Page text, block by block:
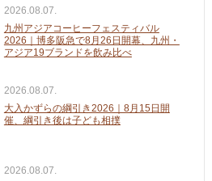
2026.08.07.
九州アジアコーヒーフェスティバル
2026｜博多阪急で8月26日開幕、九州・
アジア19ブランドを飲み比べ
2026.08.07.
大入かずらの綱引き2026｜8月15日開
催、綱引き後は子ども相撲
2026.08.07.